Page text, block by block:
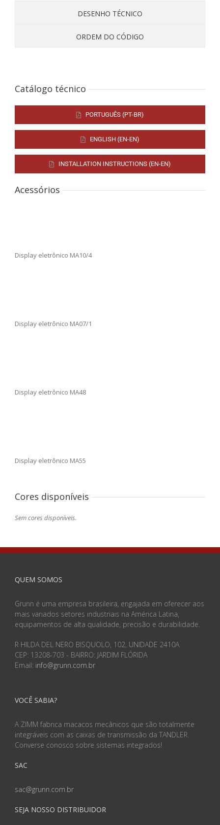
DESENHO TÉCNICO
ORDEM DO CÓDIGO
Catálogo técnico
PORTUGUÊS (PT-BR)
ENGLISH (EN-EN)
INSTALLATION INSTRUCTIONS (EN-EN)
Acessórios
Display eletrônico MA10/4
Display eletrônico MA07/1
Display eletrônico MA48
Display eletrônico MA55
Cores disponíveis
Sem cores disponíveis.
QUEM SOMOS
Grunn é uma empresa brasileira, engajada em oferecer aos
mais variados setores industriais na América Latina,
equipamentos de alta qualidade, precisão e durabilidade.
R HILDA DEL NERO BISQUOLO, 102, UNIDADE 2410A
CEP: 13208-703 - BAIRRO: JARDIM FLÓRIDA
Email: info@grunn.com.br
VOCÊ SABIA?
A ZIMM fabrica macacos mecânicos que são totalmente
integráveis com as caixas de transmissão da TANDLER.
Converse conosco sobre sistemas integrados!
SAC
sac@grunn.com.br
SEJA NOSSO DISTRIBUIDOR